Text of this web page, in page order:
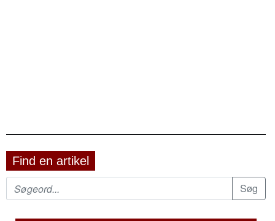
Find en artikel